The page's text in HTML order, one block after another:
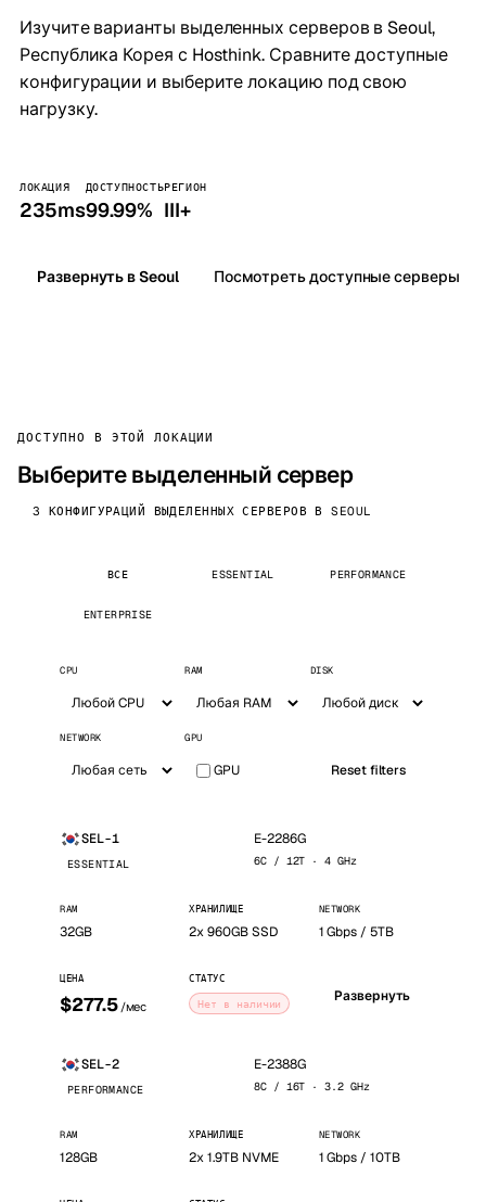
Изучите варианты выделенных серверов в Seoul,
Республика Корея с Hosthink. Сравните доступные
конфигурации и выберите локацию под свою
нагрузку.
ЛОКАЦИЯ
235ms
ДОСТУПНОСТЬ
99.99%
РЕГИОН
III+
Развернуть в Seoul Посмотреть доступные серверы
ДОСТУПНО В ЭТОЙ ЛОКАЦИИ
Выберите выделенный сервер
3 КОНФИГУРАЦИЙ ВЫДЕЛЕННЫХ СЕРВЕРОВ В SEOUL
ВСЕ ESSENTIAL PERFORMANCE
ENTERPRISE
CPU RAM DISK
NETWORK GPU
GPU Reset filters
SEL-1
ESSENTIAL
E-2286G
6C / 12T · 4 GHz
RAM
32GB
ХРАНИЛИЩЕ
2x 960GB SSD
NETWORK
1 Gbps / 5TB
ЦЕНА
$277.5 /мес
СТАТУС
Нет в наличии Развернуть
SEL-2
PERFORMANCE
E-2388G
8C / 16T · 3.2 GHz
RAM
128GB
ХРАНИЛИЩЕ
2x 1.9TB NVME
NETWORK
1 Gbps / 10TB